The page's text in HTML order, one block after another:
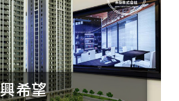
興希望